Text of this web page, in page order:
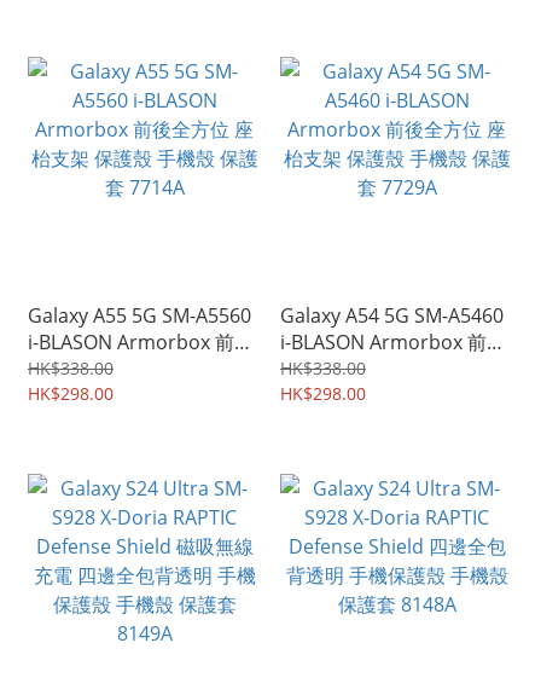
Galaxy A55 5G SM-A5560
i-BLASON Armorbox 前後
全方位 座枱支架 保護殼 手
機殼 保護套 7714A
HK$338.00
HK$298.00
Galaxy A54 5G SM-A5460
i-BLASON Armorbox 前後
全方位 座枱支架 保護殼 手
機殼 保護套 7729A
HK$338.00
HK$298.00